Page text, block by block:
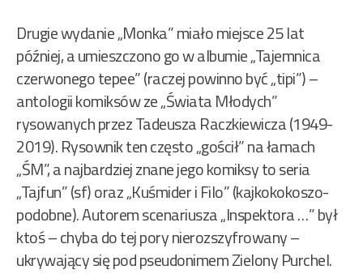
Drugie wydanie „Monka” miało miejsce 25 lat
później, a umieszczono go w albumie „Tajemnica
czerwonego tepee” (raczej powinno być „tipi”) –
antologii komiksów ze „Świata Młodych”
rysowanych przez Tadeusza Raczkiewicza (1949-
2019). Rysownik ten często „gościł” na łamach
„ŚM”, a najbardziej znane jego komiksy to seria
„Tajfun” (sf) oraz „Kuśmider i Filo” (kajkokokoszo-
podobne). Autorem scenariusza „Inspektora …” był
ktoś – chyba do tej pory nierozszyfrowany –
ukrywający się pod pseudonimem Zielony Purchel.